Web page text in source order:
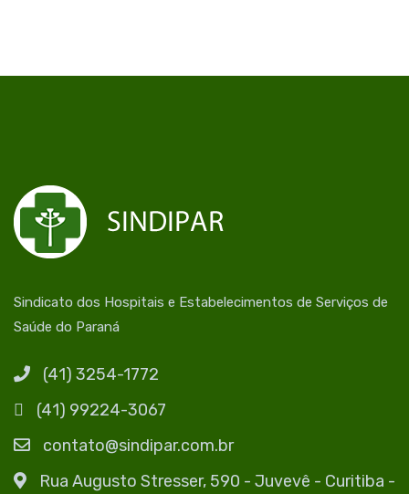
Sindicato dos Hospitais e Estabelecimentos de Serviços de
Saúde do Paraná
(41) 3254-1772
(41) 99224-3067
contato@sindipar.com.br
Rua Augusto Stresser, 590 - Juvevê - Curitiba -